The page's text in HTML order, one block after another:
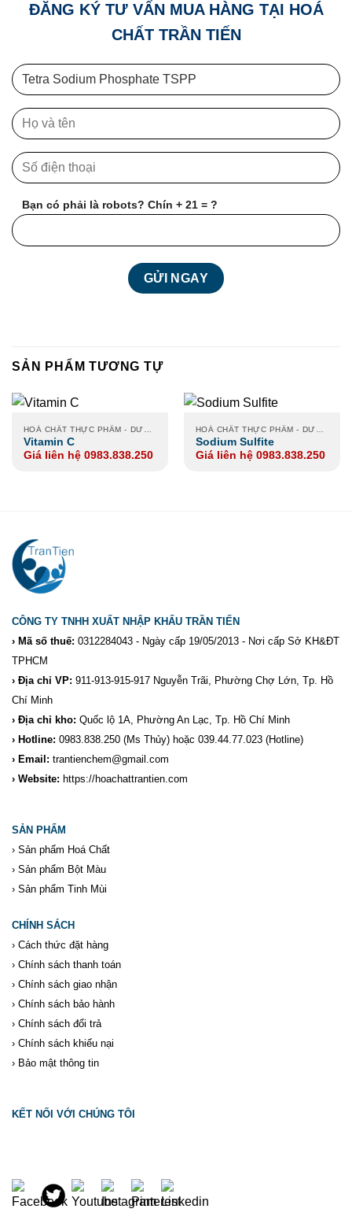
ĐĂNG KÝ TƯ VẤN MUA HÀNG TẠI HOÁ
CHẤT TRẦN TIẾN
Bạn có phải là robots? Chín + 21 = ?
SẢN PHẨM TƯƠNG TỰ
Vitamin C
Giá liên hệ 0983.838.250
Sodium Sulfite
Giá liên hệ 0983.838.250
CÔNG TY TNHH XUẤT NHẬP KHẨU TRẦN TIẾN
› Mã số thuế: 0312284043 - Ngày cấp 19/05/2013 - Nơi cấp Sở KH&ĐT
TPHCM
› Địa chỉ VP: 911-913-915-917 Nguyễn Trãi, Phường Chợ Lớn, Tp. Hồ
Chí Minh
› Địa chỉ kho: Quốc lộ 1A, Phường An Lạc, Tp. Hồ Chí Minh
› Hotline: 0983.838.250(Ms Thủy) hoặc 039.44.77.023(Hotline)
› Email: trantienchem@gmail.com
› Website: https://hoachattrantien.com
SẢN PHẨM
› Sản phẩm Hoá Chất
› Sản phẩm Bột Màu
› Sản phẩm Tinh Mùi
CHÍNH SÁCH
› Cách thức đặt hàng
› Chính sách thanh toán
› Chính sách giao nhận
› Chính sách bảo hành
› Chính sách đổi trả
› Chính sách khiếu nại
› Bảo mật thông tin
KẾT NỐI VỚI CHÚNG TÔI